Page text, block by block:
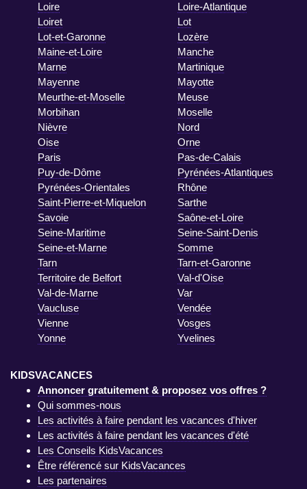
Loire
Loire-Atlantique
Loiret
Lot
Lot-et-Garonne
Lozère
Maine-et-Loire
Manche
Marne
Martinique
Mayenne
Mayotte
Meurthe-et-Moselle
Meuse
Morbihan
Moselle
Nièvre
Nord
Oise
Orne
Paris
Pas-de-Calais
Puy-de-Dôme
Pyrénées-Atlantiques
Pyrénées-Orientales
Rhône
Saint-Pierre-et-Miquelon
Sarthe
Savoie
Saône-et-Loire
Seine-Maritime
Seine-Saint-Denis
Seine-et-Marne
Somme
Tarn
Tarn-et-Garonne
Territoire de Belfort
Val-d'Oise
Val-de-Marne
Var
Vaucluse
Vendée
Vienne
Vosges
Yonne
Yvelines
KIDSVACANCES
Annoncer gratuitement & proposez vos offres ?
Qui sommes-nous
Les activités à faire pendant les vacances d'hiver
Les activités à faire pendant les vacances d'été
Les Conseils KidsVacances
Être référencé sur KidsVacances
Les partenaires